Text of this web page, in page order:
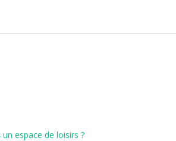
espace de loisirs ?